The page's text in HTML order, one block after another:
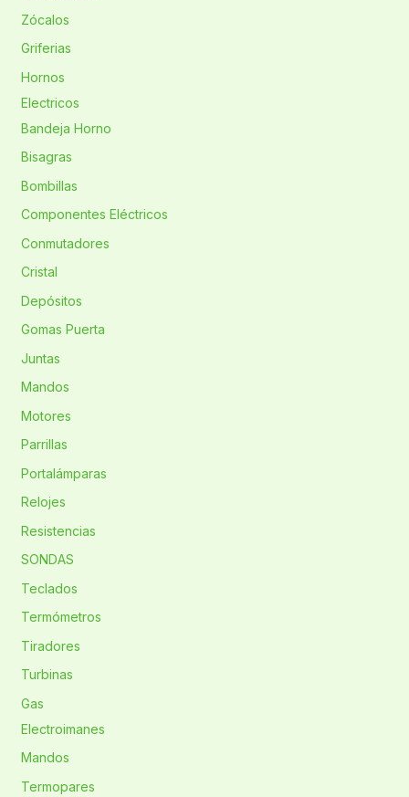
Zócalos
Griferias
Hornos
Electricos
Bandeja Horno
Bisagras
Bombillas
Componentes Eléctricos
Conmutadores
Cristal
Depósitos
Gomas Puerta
Juntas
Mandos
Motores
Parrillas
Portalámparas
Relojes
Resistencias
SONDAS
Teclados
Termómetros
Tiradores
Turbinas
Gas
Electroimanes
Mandos
Termopares